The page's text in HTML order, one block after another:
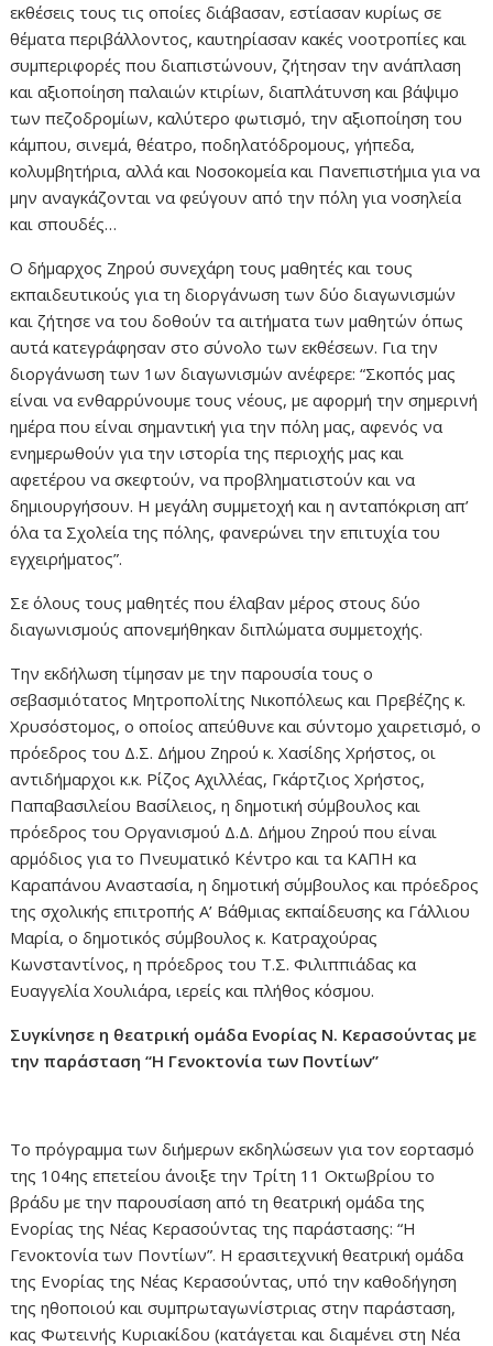
εκθέσεις τους τις οποίες διάβασαν, εστίασαν κυρίως σε
θέματα περιβάλλοντος, καυτηρίασαν κακές νοοτροπίες και
συμπεριφορές που διαπιστώνουν, ζήτησαν την ανάπλαση
και αξιοποίηση παλαιών κτιρίων, διαπλάτυνση και βάψιμο
των πεζοδρομίων, καλύτερο φωτισμό, την αξιοποίηση του
κάμπου, σινεμά, θέατρο, ποδηλατόδρομους, γήπεδα,
κολυμβητήρια, αλλά και Νοσοκομεία και Πανεπιστήμια για να
μην αναγκάζονται να φεύγουν από την πόλη για νοσηλεία
και σπουδές…
Ο δήμαρχος Ζηρού συνεχάρη τους μαθητές και τους
εκπαιδευτικούς για τη διοργάνωση των δύο διαγωνισμών
και ζήτησε να του δοθούν τα αιτήματα των μαθητών όπως
αυτά κατεγράφησαν στο σύνολο των εκθέσεων. Για την
διοργάνωση των 1ων διαγωνισμών ανέφερε: “Σκοπός μας
είναι να ενθαρρύνουμε τους νέους, με αφορμή την σημερινή
ημέρα που είναι σημαντική για την πόλη μας, αφενός να
ενημερωθούν για την ιστορία της περιοχής μας και
αφετέρου να σκεφτούν, να προβληματιστούν και να
δημιουργήσουν. Η μεγάλη συμμετοχή και η ανταπόκριση απ’
όλα τα Σχολεία της πόλης, φανερώνει την επιτυχία του
εγχειρήματος”.
Σε όλους τους μαθητές που έλαβαν μέρος στους δύο
διαγωνισμούς απονεμήθηκαν διπλώματα συμμετοχής.
Την εκδήλωση τίμησαν με την παρουσία τους ο
σεβασμιότατος Μητροπολίτης Νικοπόλεως και Πρεβέζης κ.
Χρυσόστομος, ο οποίος απεύθυνε και σύντομο χαιρετισμό, ο
πρόεδρος του Δ.Σ. Δήμου Ζηρού κ. Χασίδης Χρήστος, οι
αντιδήμαρχοι κ.κ. Ρίζος Αχιλλέας, Γκάρτζιος Χρήστος,
Παπαβασιλείου Βασίλειος, η δημοτική σύμβουλος και
πρόεδρος του Οργανισμού Δ.Δ. Δήμου Ζηρού που είναι
αρμόδιος για το Πνευματικό Κέντρο και τα ΚΑΠΗ κα
Καραπάνου Αναστασία, η δημοτική σύμβουλος και πρόεδρος
της σχολικής επιτροπής Α’ Βάθμιας εκπαίδευσης κα Γάλλιου
Μαρία, ο δημοτικός σύμβουλος κ. Κατραχούρας
Κωνσταντίνος, η πρόεδρος του Τ.Σ. Φιλιππιάδας κα
Ευαγγελία Χουλιάρα, ιερείς και πλήθος κόσμου.
Συγκίνησε η θεατρική ομάδα Ενορίας Ν. Κερασούντας με
την παράσταση “Η Γενοκτονία των Ποντίων”
Το πρόγραμμα των διήμερων εκδηλώσεων για τον εορτασμό
της 104ης επετείου άνοιξε την Τρίτη 11 Οκτωβρίου το
βράδυ με την παρουσίαση από τη θεατρική ομάδα της
Ενορίας της Νέας Κερασούντας της παράστασης: “Η
Γενοκτονία των Ποντίων”. Η ερασιτεχνική θεατρική ομάδα
της Ενορίας της Νέας Κερασούντας, υπό την καθοδήγηση
της ηθοποιού και συμπρωταγωνίστριας στην παράσταση,
κας Φωτεινής Κυριακίδου (κατάγεται και διαμένει στη Νέα